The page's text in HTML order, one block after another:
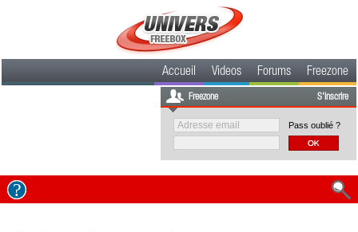
Accueil Videos Forums Freezone
Freezone S'inscrire
Pass oublié ?